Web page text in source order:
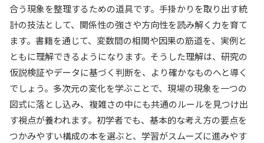
合う現象を整理するための道具です。手掛かりを取り出す統
計の技法として、関係性の強さや方向性を読み解く力を育て
ます。書籍を通じて、変数間の相関や因果の筋道を、実例と
ともに理解できるようになります。そうした理解は、研究の
仮説検証やデータに基づく判断を、より確かなものへと導く
でしょう。多次元の変化を学ぶことで、現場の現象を一つの
図式に落とし込み、複雑さの中にも共通のルールを見つけ出
す視点が養われます。初学者でも、基本的な考え方の要点を
つかみやすい構成の本を選ぶと、学習がスムーズに進みやす